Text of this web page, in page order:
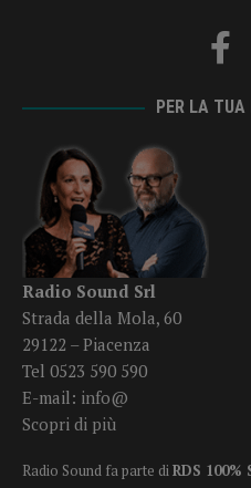
PER LA
Radio Sound Srl
Strada della Mola, 60
29122 – Piacenza
Tel 0523 590 590
E-mail: info@
Scopri di più
Radio Sound fa parte diRDS